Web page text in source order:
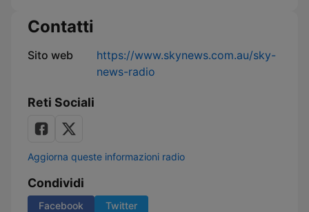
Contatti
Sito web
https://www.skynews.com.au/sky-
news-radio
Reti Sociali
Aggiorna queste informazioni radio
Condividi
Facebook Twitter